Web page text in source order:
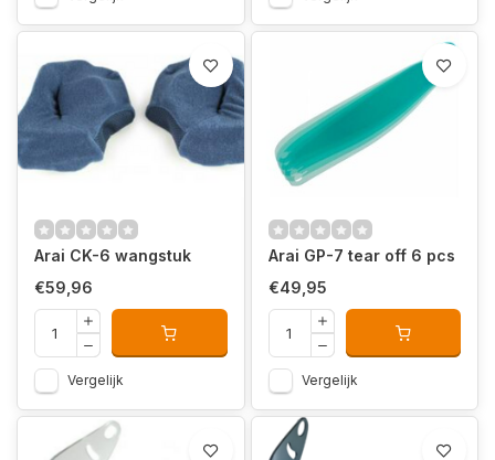
Arai CK-6 wangstuk
€59,96
Vergelijk
Arai GP-7 tear off 6 pcs
€49,95
Vergelijk